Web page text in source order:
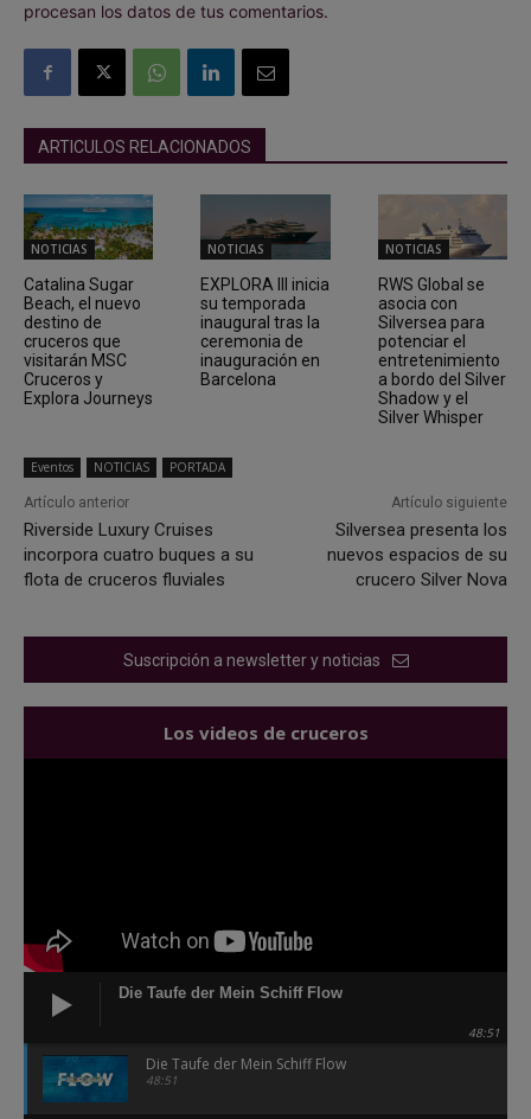
procesan los datos de tus comentarios.
ARTICULOS RELACIONADOS
NOTICIAS
Catalina Sugar
Beach, el nuevo
destino de
cruceros que
visitarán MSC
Cruceros y
Explora Journeys
NOTICIAS
EXPLORA III inicia
su temporada
inaugural tras la
ceremonia de
inauguración en
Barcelona
NOTICIAS
RWS Global se
asocia con
Silversea para
potenciar el
entretenimiento
a bordo del Silver
Shadow y el
Silver Whisper
Eventos NOTICIAS PORTADA
Artículo anterior
Riverside Luxury Cruises
incorpora cuatro buques a su
flota de cruceros fluviales
Artículo siguiente
Silversea presenta los
nuevos espacios de su
crucero Silver Nova
Suscripción a newsletter y noticias
Los videos de cruceros
Die Taufe der Mein Schiff Flow
48:51
Die Taufe der Mein Schiff Flow
48:51